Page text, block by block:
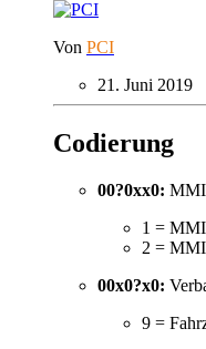
Von PCI
21. Juni 2019
Codierung
00?0xx0: MMI
1 =
2 =
00x0?x0:
9 =